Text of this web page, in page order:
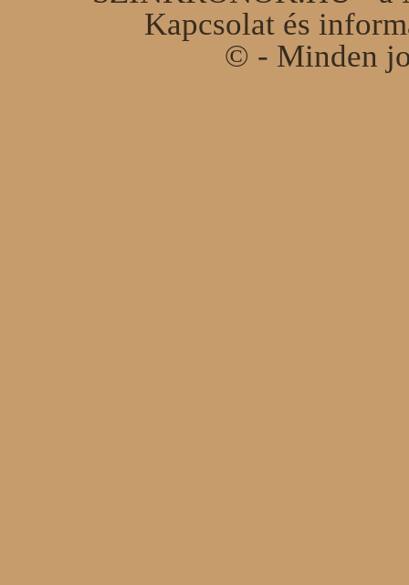
Kapcsolat és
© - Minden